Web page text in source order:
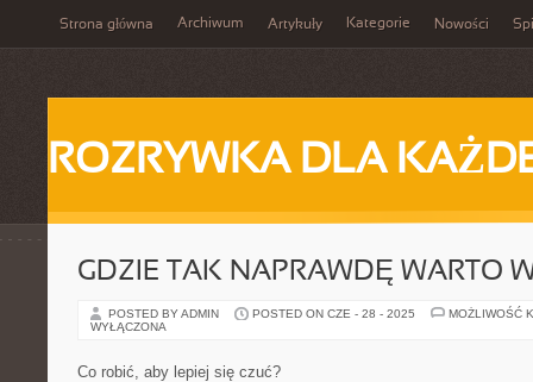
Strona główna Archiwum Artykuły Kategorie Nowości
ROZRYWKA DLA
GDZIE TAK NAPRAWDĘ WARTO
POSTED BY ADMIN POSTED ON CZE - 28 - 2025
MOŻLIWOŚĆ
WYŁĄCZONA
Co robić, aby lepiej się czuć?